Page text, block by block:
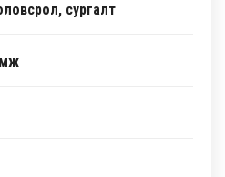
сургалт